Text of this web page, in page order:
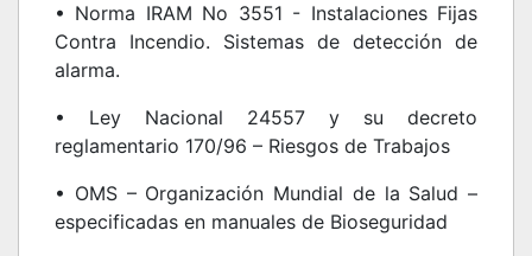
• Norma IRAM No 3551 - Instalaciones Fijas
Contra Incendio. Sistemas de detección de
alarma.
• Ley Nacional 24557 y su decreto
reglamentario 170/96 – Riesgos de Trabajos
• OMS – Organización Mundial de la Salud –
especificadas en manuales de Bioseguridad